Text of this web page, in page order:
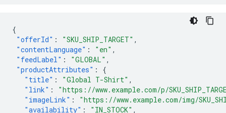
{
"offerId" : "SKU_SHIP_TARGET" ,
"contentLanguage" : "en" ,
"feedLabel" : "GLOBAL" ,
"productAttributes" :
{
"title" : "Global T-Shirt" ,
"link" :
"https://www.example.com/p/
"imageLink" :
"https://www.example.com/img/
"availability" : "IN_STOCK" ,